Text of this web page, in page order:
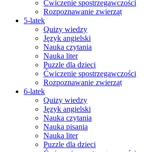
Ćwiczenie spostrzegawczości
Rozpoznawanie zwierząt
5-latek
Quizy wiedzy
Język angielski
Nauka czytania
Nauka liter
Puzzle dla dzieci
Ćwiczenie spostrzegawczości
Rozpoznawanie zwierząt
6-latek
Quizy wiedzy
Język angielski
Nauka czytania
Nauka pisania
Nauka liter
Puzzle dla dzieci